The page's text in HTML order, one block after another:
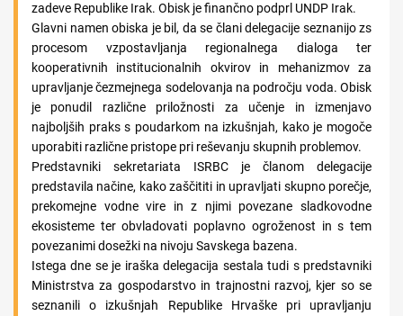
zadeve Republike Irak. Obisk je finančno podprl UNDP Irak.
Glavni namen obiska je bil, da se člani delegacije seznanijo zs
procesom vzpostavljanja regionalnega dialoga ter
kooperativnih institucionalnih okvirov in mehanizmov za
upravljanje čezmejnega sodelovanja na področju voda. Obisk
je ponudil različne priložnosti za učenje in izmenjavo
najboljših praks s poudarkom na izkušnjah, kako je mogoče
uporabiti različne pristope pri reševanju skupnih problemov.
Predstavniki sekretariata ISRBC je članom delegacije
predstavila načine, kako zaščititi in upravljati skupno porečje,
prekomejne vodne vire in z njimi povezane sladkovodne
ekosisteme ter obvladovati poplavno ogroženost in s tem
povezanimi dosežki na nivoju Savskega bazena.
Istega dne se je iraška delegacija sestala tudi s predstavniki
Ministrstva za gospodarstvo in trajnostni razvoj, kjer so se
seznanili o izkušnjah Republike Hrvaške pri upravljanju